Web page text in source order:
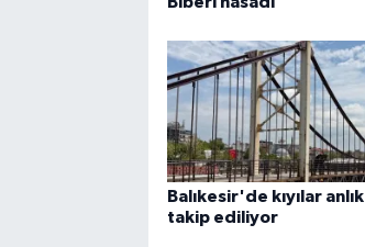
Balıkesir'de kıyılar anlık
takip ediliyor